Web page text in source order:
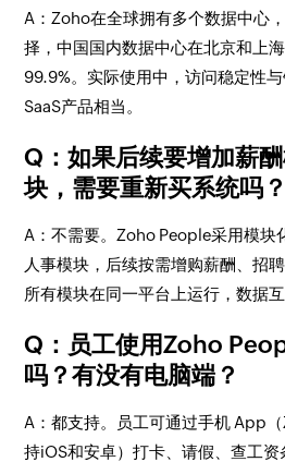
A：Zoho在全球拥有多个数据中心
择，中国国内数据中心在北京和上
99.9%。实际使用中，访问稳定性
SaaS产品相当。
Q：如果后续要增加薪
块，需要重新买系统吗？
A：不需要。Zoho People采用模块
人事模块，后续按需增购薪酬、招
所有模块在同一平台上运行，数据互
Q：员工使用Zoho
吗？有没有电脑端？
A：都支持。员工可通过手机 App
持iOS和安卓）打卡、请假、查工